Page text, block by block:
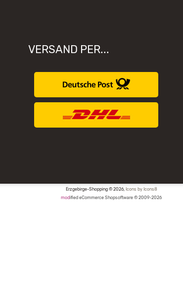
VERSAND PER...
Erzgebirge-Shopping © 2026, Icons by Icons8
modified eCommerce Shopsoftware © 2009-2026